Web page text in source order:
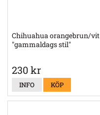
Chihuahua orangebrun/vit
"gammaldags stil"
230 kr
INFO KÖP